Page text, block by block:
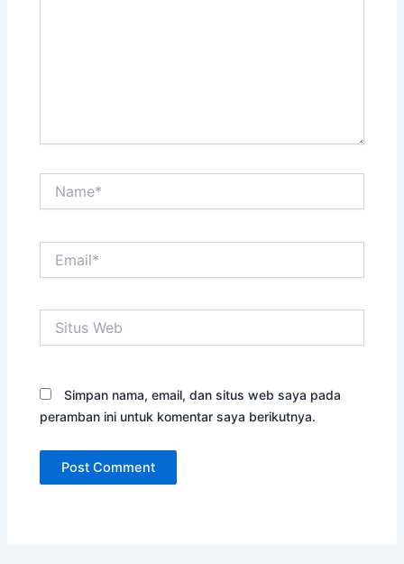
Web
Simpan nama, email, dan situs web saya pada
peramban ini untuk komentar saya berikutnya.